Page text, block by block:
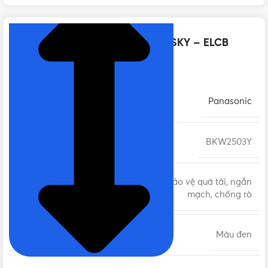
Thông số kỹ thuật của BKW2603SKY – ELCB
Panasonic 60A 10kA 30mA
Panasonic
BKW2503Y
DÒNG SẢN PHẨM
ELB bảo vệ quá tải, ngắn
mạch, chống rò
Màu đen